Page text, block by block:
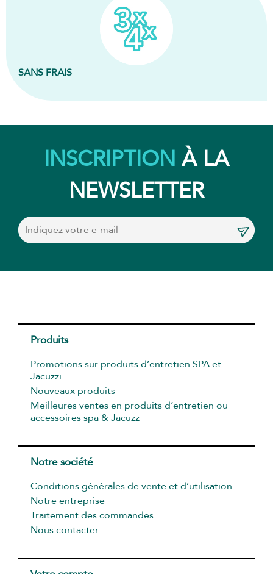
SANS FRAIS
INSCRIPTION À LA
NEWSLETTER
Produits
Promotions sur produits d’entretien SPA et
Jacuzzi
Nouveaux produits
Meilleures ventes en produits d’entretien ou
accessoires spa & Jacuzz
Notre société
Conditions générales de vente et d’utilisation
Notre entreprise
Traitement des commandes
Nous contacter